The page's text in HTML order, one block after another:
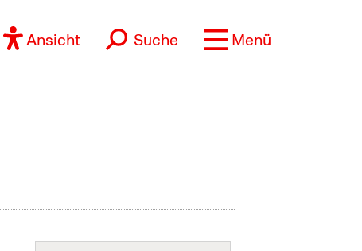
Ansicht Suche Menü